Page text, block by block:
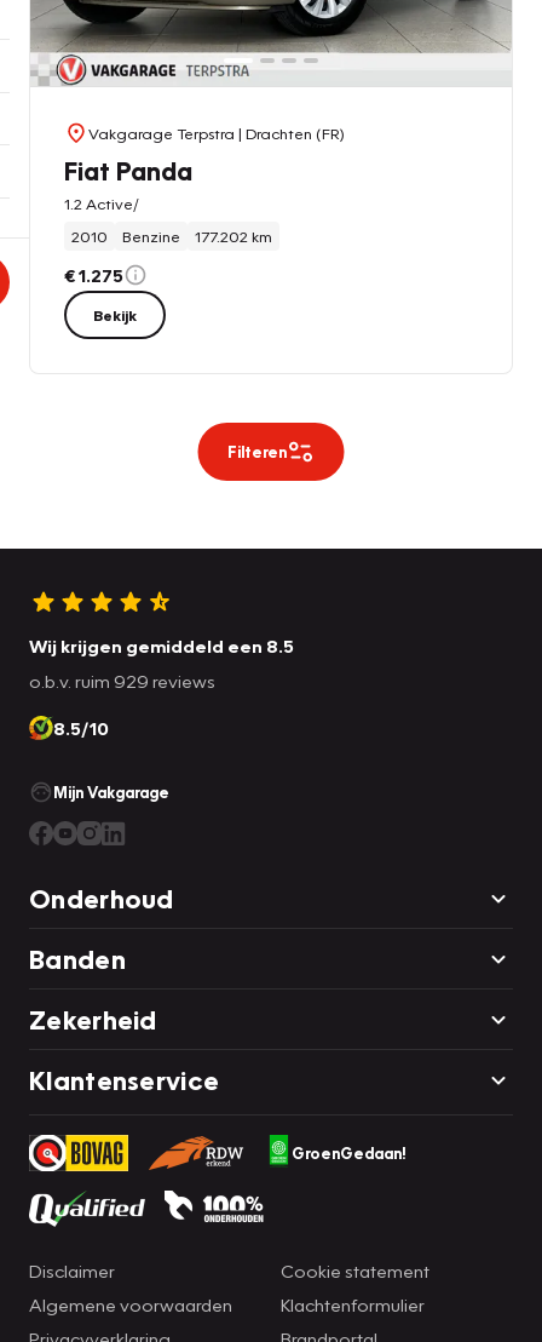
Vakgarage Terpstra | Drachten (FR)
Fiat Panda
1.2 Active/
2010
Benzine 177.202 km
€ 1.275
Bekijk
Filteren
Wij krijgen gemiddeld een 8.5
o.b.v. ruim 929 reviews
8.5/10
Mijn Vakgarage
Onderhoud
Banden
Zekerheid
Klantenservice
GroenGedaan!
Disclaimer
Algemene voorwaarden
Cookie statement
Klachtenformulier